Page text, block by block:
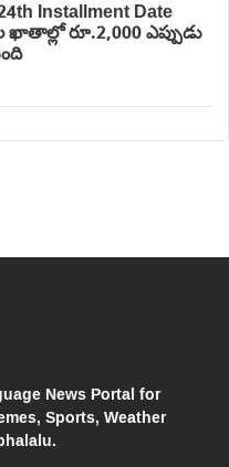
Installment Date
ఖాతాల్లో రూ.2,000 ఎప్పుడు
News Portal for
Sports, Weather